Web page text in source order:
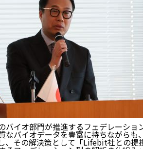
イオ部門が推進するフェデレーショ
なバイオデータを豊富に持ちながらも
、その解決策として「Lifebit社との提